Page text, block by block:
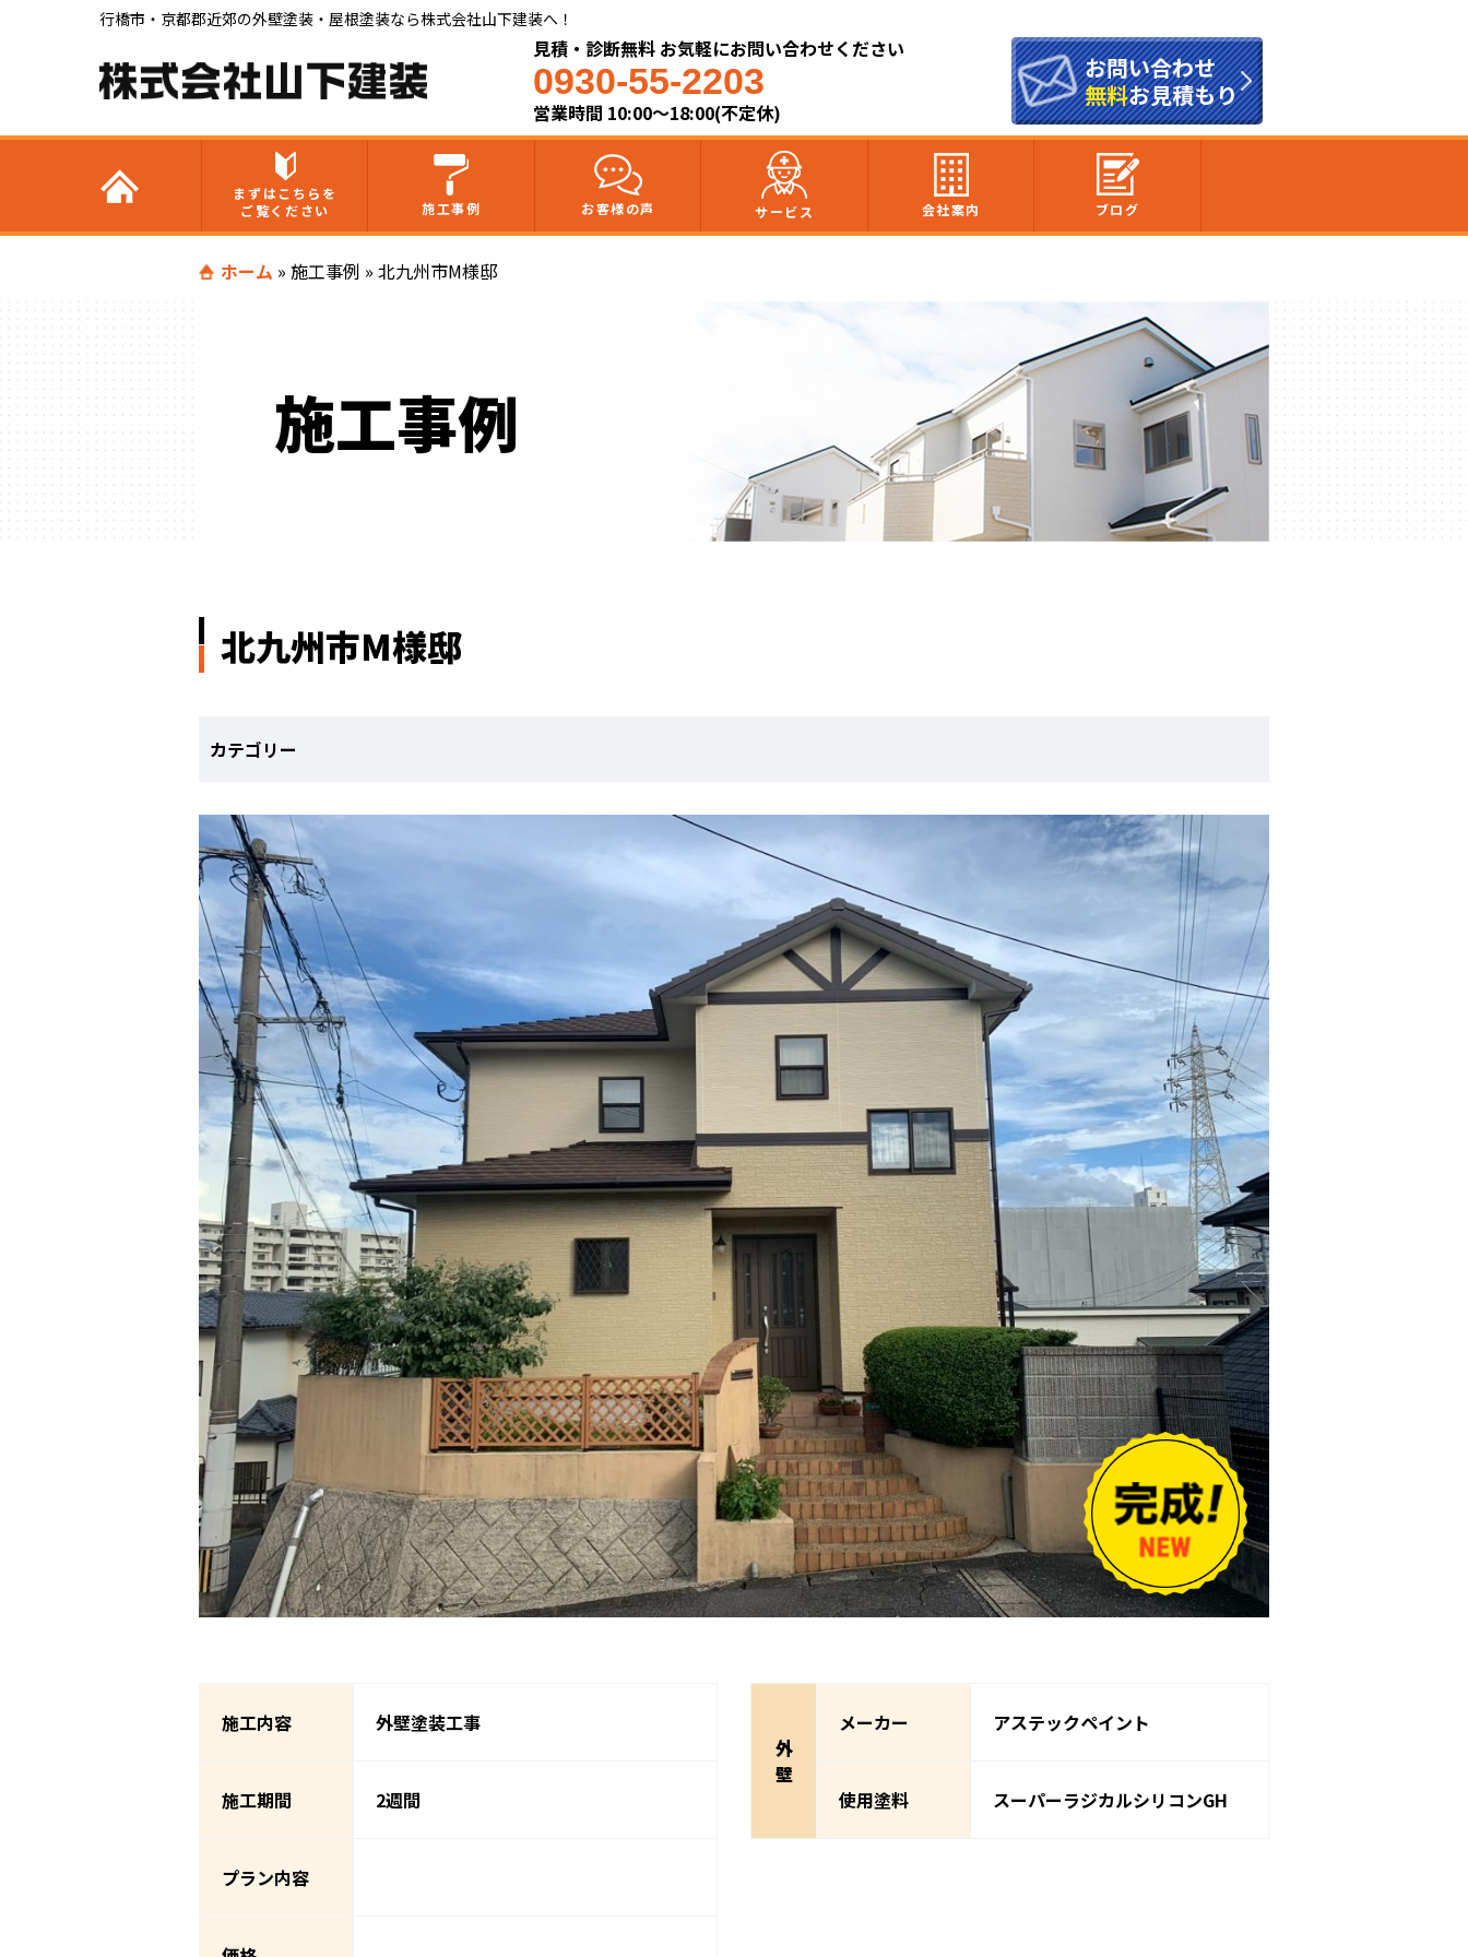
行橋市・京都郡近郊の外壁塗装・屋根塗装なら株式会社山下建装へ！
見積・診断無料 お気軽にお問い合わせください
0930-55-2203
営業時間 10:00～18:00(不定休)
お問い合わせ
無料お見積もり
まずはこちらを
ご覧ください
施工事例 お客様の声 サービス 会社案内 ブログ
ホーム » 施工事例 » 北九州市M様邸
施工事例
北九州市M様邸
カテゴリー
施工内容 外壁塗装工事
施工期間 2週間
プラン内容
外
壁
メーカー アステックペイント
使用塗料 スーパーラジカルシリコンGH